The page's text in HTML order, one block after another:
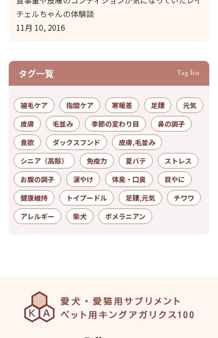
チェルちゃんの体験談
11月 10, 2016
タグ⼀覧 Tag list
被毛ケア 指間ケア 寒暖差 足腰
元気
皮膚
毛並み 季節の変わり目
鼻の調子
食欲
ダックスフンド
皮膚,毛並み
シニア（高齢）
免疫力 夏バテ
ストレス
お腹の調子
涙やけ 体臭・口臭
目やに
健康維持
トイプードル 足腰,元気
チワワ
アレルギー
柴犬 ポメラニアン